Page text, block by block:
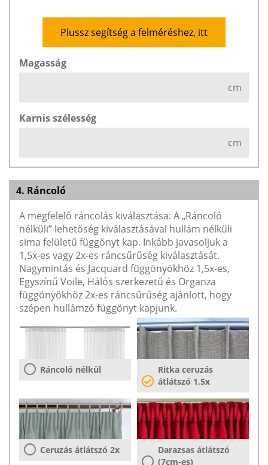
Plussz segítség a felméréshez, itt
Magasság
cm
Karnis szélesség
cm
4. Ráncoló
A megfelelő ráncolás kiválasztása: A „Ráncoló
nélküli” lehetőség kiválasztásával hullám nélküli
sima felületű függönyt kap. Inkább javasoljuk a
1,5x-es vagy 2x-es ráncsűrűség kiválasztását.
Nagymintás és Jacquard függönyökhöz 1,5x-es,
Egyszínű Voile, Hálós szerkezetű és Organza
függönyökhöz 2x-es ráncsűrűség ajánlott, hogy
szépen hullámzó függönyt kapjunk.
Ráncoló nélkül
Ritka ceruzás
átlátszó 1,5x
Ceruzás átlátszó 2x
Darazsas átlátszó
(7cm-es)